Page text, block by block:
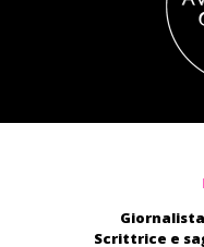
Scrittrice e